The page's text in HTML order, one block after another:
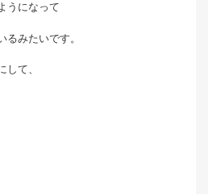
うになって
るみたいです。
て、